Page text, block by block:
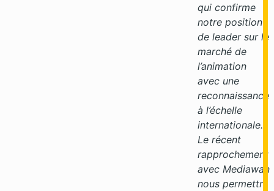
qui confirme
notre position
de leader sur le
marché de
l’animation
avec une
reconnaissance
à l’échelle
internationale.
Le récent
rapprochement
avec Mediawan
nous permettra